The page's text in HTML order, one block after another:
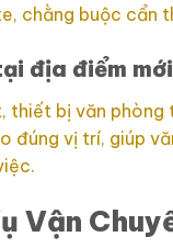
chằng buộc cẩn
địa điểm mới
bị văn phòng
đúng vị trí, giúp
Vận